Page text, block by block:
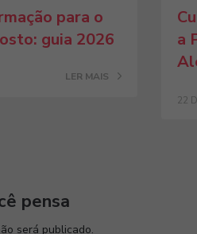
para o
guia 2026
LER MAIS
a
22
pensa
será publicado.